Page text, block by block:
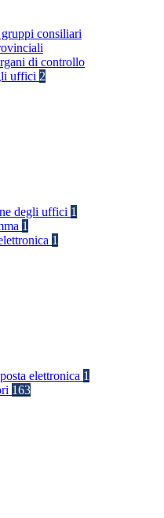
consiliari
di controllo
uffici 2
degli uffici 1
1
1
elettronica 1
163